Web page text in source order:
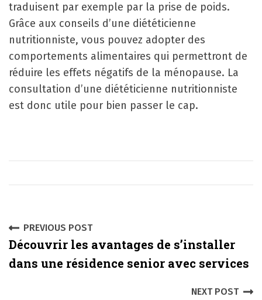
traduisent par exemple par la prise de poids.
Grâce aux conseils d’une diététicienne
nutritionniste, vous pouvez adopter des
comportements alimentaires qui permettront de
réduire les effets négatifs de la ménopause. La
consultation d’une diététicienne nutritionniste
est donc utile pour bien passer le cap.
P
o
PREVIOUS POST
Découvrir les avantages de s’installer
dans une résidence senior avec services
NEXT POST